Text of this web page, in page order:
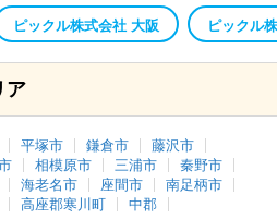
ピックル株式会社 大阪 ピックル
ア
平塚市 鎌倉市
藤沢市
相模原市 三浦市
秦野市
海老名市 座間市
南足柄市
高座郡寒川町
中郡